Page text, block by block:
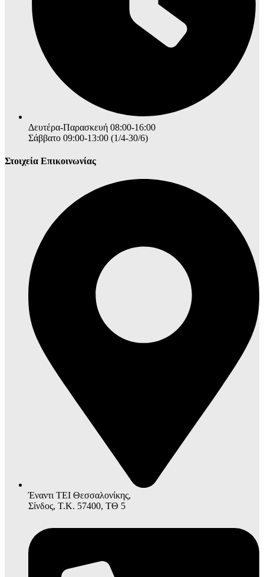
Δευτέρα-Παρασκευή 08:00-16:00
Σάββατο 09:00-13:00 (1/4-30/6)
Στοιχεία Επικοινωνίας
Έναντι ΤΕΙ Θεσσαλονίκης,
Σίνδος, Τ.Κ. 57400, ΤΘ 5